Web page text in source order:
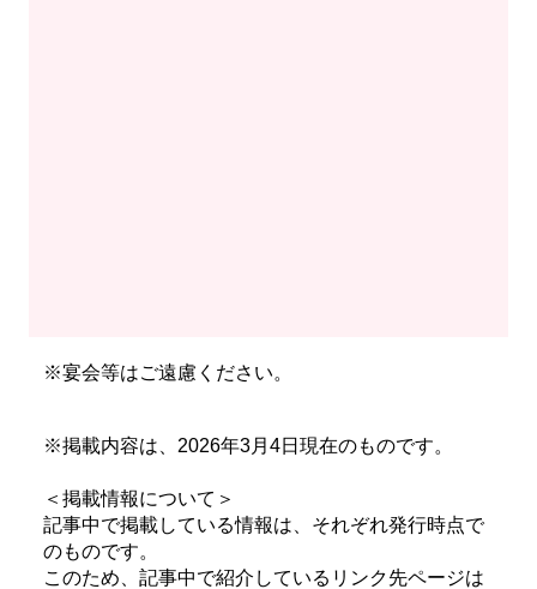
※宴会等はご遠慮ください。
※掲載内容は、2026年3月4日現在のものです。
＜掲載情報について＞
記事中で掲載している情報は、それぞれ発行時点で
のものです。
このため、記事中で紹介しているリンク先ページは